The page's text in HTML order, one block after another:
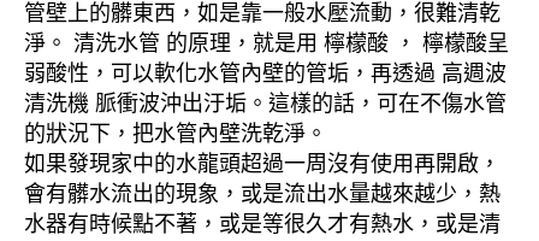
管壁上的髒東西，如是靠一般水壓流動，很難清乾
淨。 清洗水管 的原理，就是用 檸檬酸 ， 檸檬酸呈
弱酸性，可以軟化水管內壁的管垢，再透過 高週波
清洗機 脈衝波沖出汙垢。這樣的話，可在不傷水管
的狀況下，把水管內壁洗乾淨。
如果發現家中的水龍頭超過一周沒有使用再開啟，
會有髒水流出的現象，或是流出水量越來越少，熱
水器有時候點不著，或是等很久才有熱水，或是清